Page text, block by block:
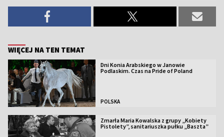
WIĘCEJ NA TEN TEMAT
Dni Konia Arabskiego w Janowie
Podlaskim. Czas na Pride of Poland
POLSKA
Zmarła Maria Kowalska z grupy „Kobiety
Pistolety”, sanitariuszka pułku „Baszta”